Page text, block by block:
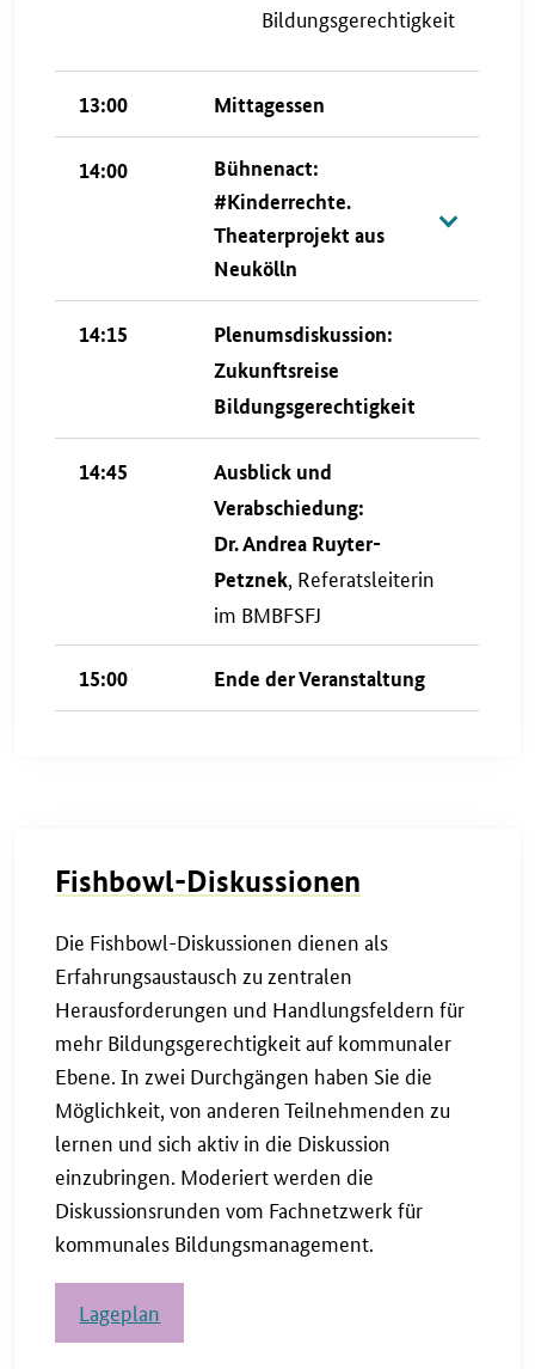
Bildungsgerechtigkeit
13:00 Mittagessen
14:00
Bühnenact:
#Kinderrechte.
Theaterprojekt aus
Neukölln
14:15
Plenumsdiskussion:
Zukunftsreise
Bildungsgerechtigkeit
14:45
Ausblick und
Verabschiedung:
Dr. Andrea Ruyter-
Petznek , Referatsleiterin
im BMBFSFJ
15:00 Ende der Veranstaltung
Fishbowl-Diskussionen
Die Fishbowl-Diskussionen dienen als
Erfahrungsaustausch zu zentralen
Herausforderungen und Handlungsfeldern für
mehr Bildungsgerechtigkeit auf kommunaler
Ebene. In zwei Durchgängen haben Sie die
Möglichkeit, von anderen Teilnehmenden zu
lernen und sich aktiv in die Diskussion
einzubringen. Moderiert werden die
Diskussionsrunden vom Fachnetzwerk für
kommunales Bildungsmanagement.
Lageplan